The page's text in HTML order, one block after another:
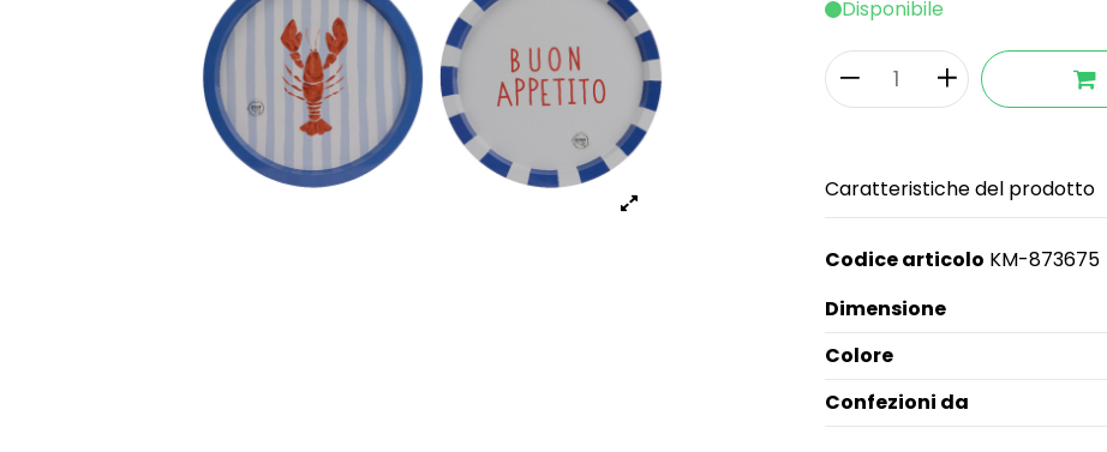
Disponibile
Caratteristiche del prodotto
Codice articolo KM-873675
Dimensione
Colore
Confezioni da